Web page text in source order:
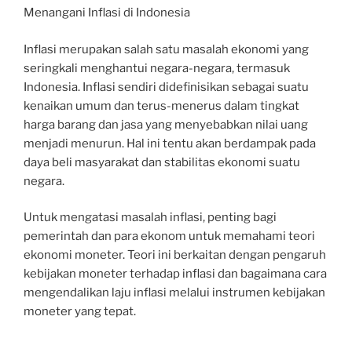
Menangani Inflasi di Indonesia
Inflasi merupakan salah satu masalah ekonomi yang
seringkali menghantui negara-negara, termasuk
Indonesia. Inflasi sendiri didefinisikan sebagai suatu
kenaikan umum dan terus-menerus dalam tingkat
harga barang dan jasa yang menyebabkan nilai uang
menjadi menurun. Hal ini tentu akan berdampak pada
daya beli masyarakat dan stabilitas ekonomi suatu
negara.
Untuk mengatasi masalah inflasi, penting bagi
pemerintah dan para ekonom untuk memahami teori
ekonomi moneter. Teori ini berkaitan dengan pengaruh
kebijakan moneter terhadap inflasi dan bagaimana cara
mengendalikan laju inflasi melalui instrumen kebijakan
moneter yang tepat.